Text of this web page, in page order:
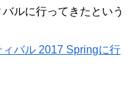
ルに行ってきたという
バル 2017 Springに行